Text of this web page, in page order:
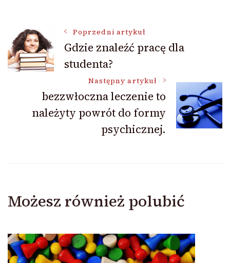
Nawigacja
wpisu
Poprzedni artykuł
Gdzie znaleźć pracę dla
studenta?
Następny artykuł
bezzwłoczna leczenie to
należyty powrót do formy
psychicznej.
Możesz również polubić